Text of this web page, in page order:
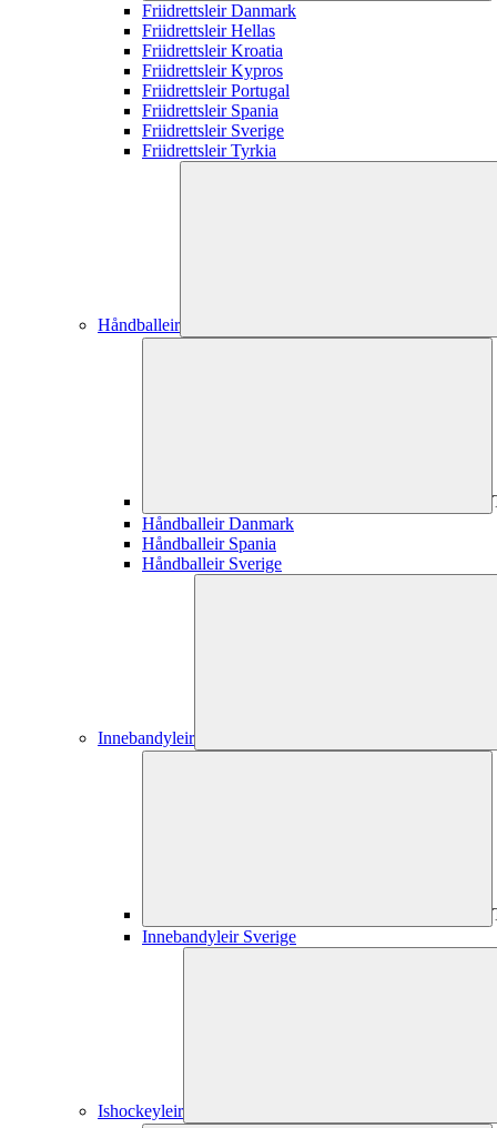
Friidrettsleir Danmark
Friidrettsleir Hellas
Friidrettsleir Kroatia
Friidrettsleir Kypros
Friidrettsleir Portugal
Friidrettsleir Spania
Friidrettsleir Sverige
Friidrettsleir Tyrkia
Håndballeir
Håndballeir Danmark
Håndballeir Spania
Håndballeir Sverige
Innebandyleir
Innebandyleir Sverige
Ishockeyleir